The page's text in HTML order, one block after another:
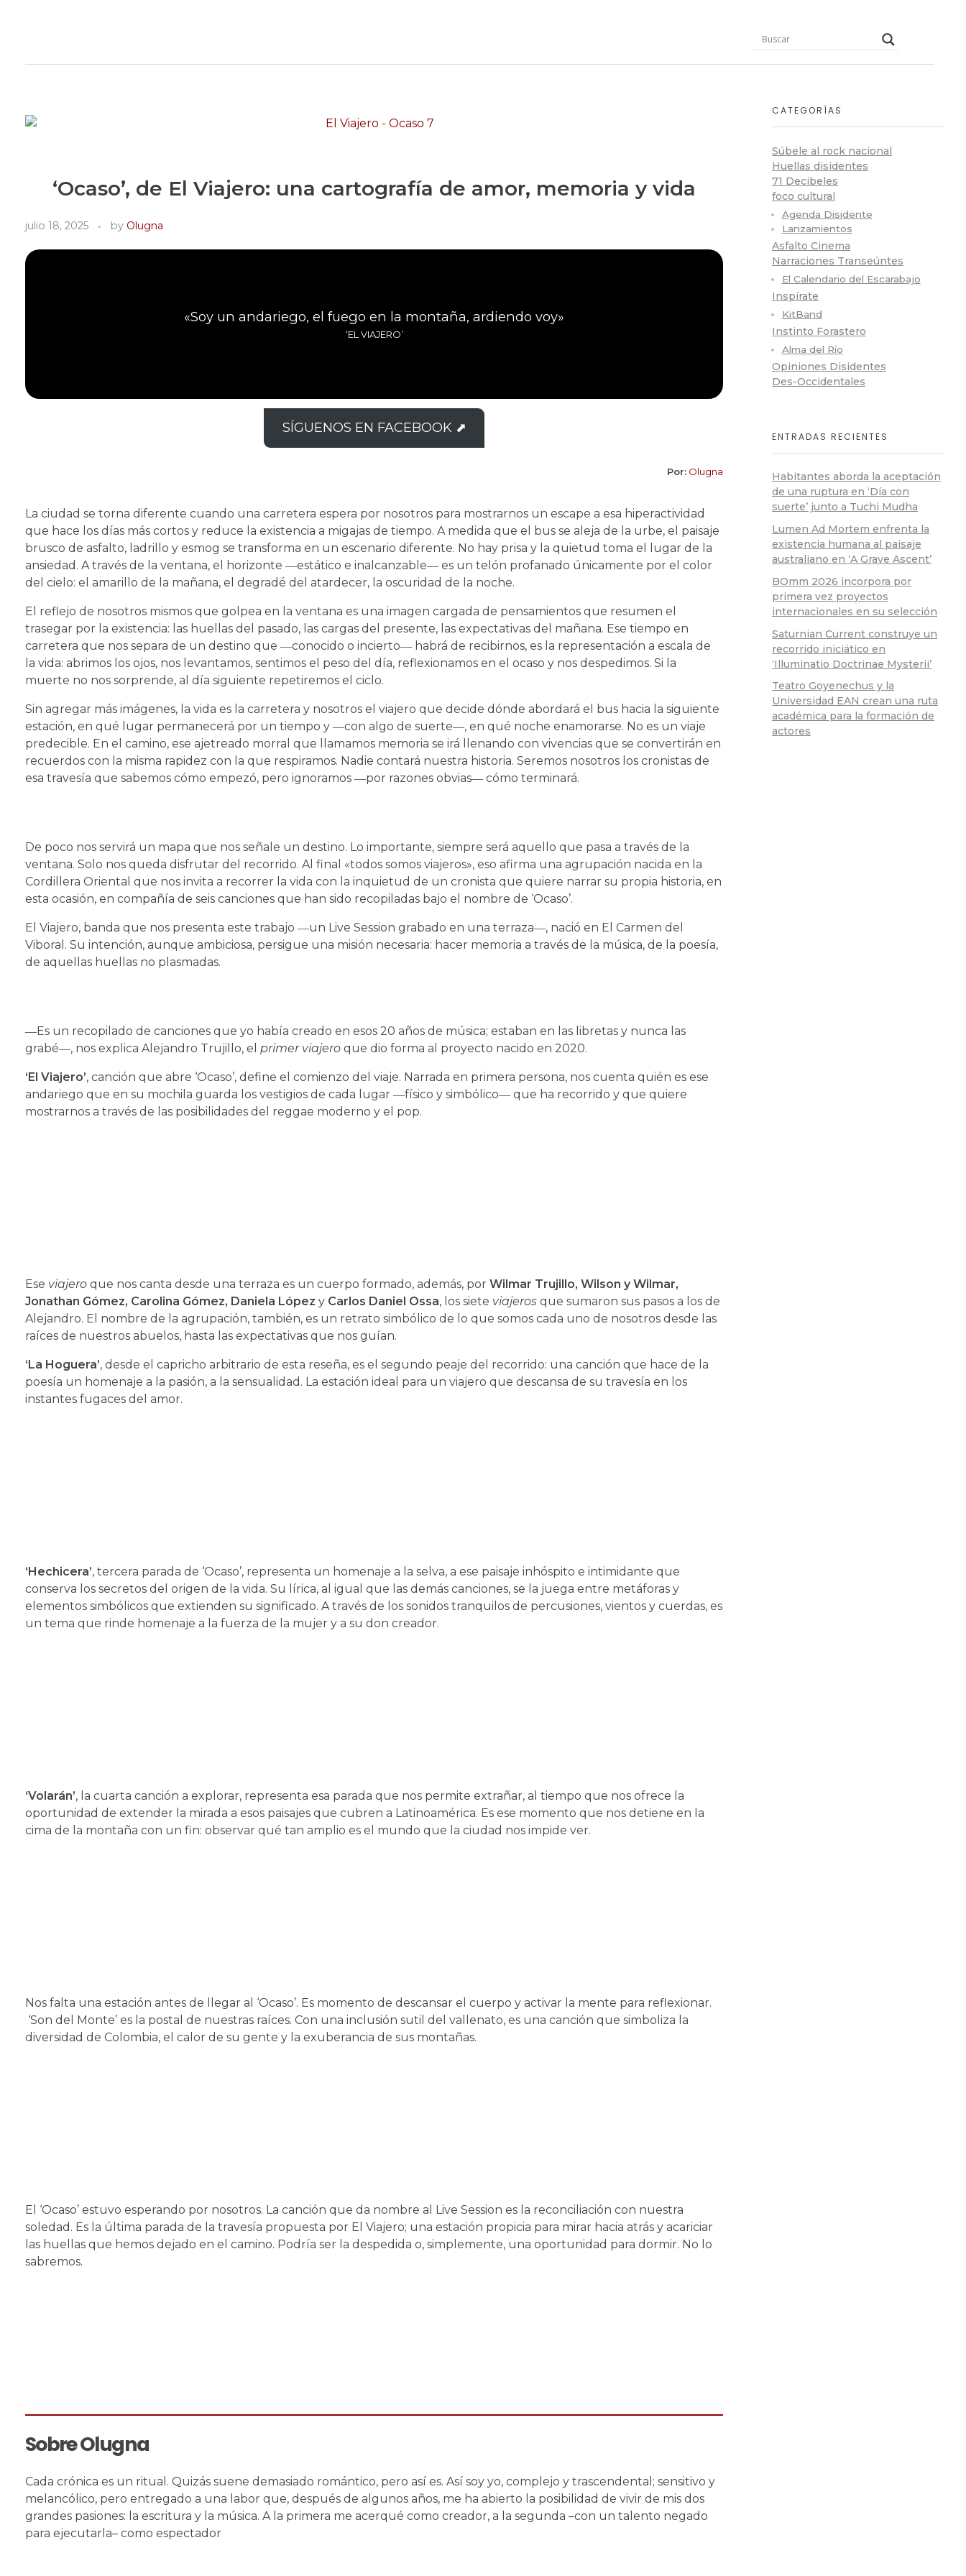
Rugidos Disidentes
Bogotá - Colombia | ISSN 2619-5569
‘Ocaso’, de El Viajero: una cartografía de amor, memoria y vida
julio 18, 2025 by Olugna
«Soy un andariego, el fuego en la montaña, ardiendo voy»
‘EL VIAJERO’
SÍGUENOS EN FACEBOOK ⬈
Por: Olugna
La ciudad se torna diferente cuando una carretera espera por nosotros para mostrarnos un escape a esa hiperactividad
que hace los días más cortos y reduce la existencia a migajas de tiempo. A medida que el bus se aleja de la urbe, el paisaje
brusco de asfalto, ladrillo y esmog se transforma en un escenario diferente. No hay prisa y la quietud toma el lugar de la
ansiedad. A través de la ventana, el horizonte ―estático e inalcanzable― es un telón profanado únicamente por el color
del cielo: el amarillo de la mañana, el degradé del atardecer, la oscuridad de la noche.
El reflejo de nosotros mismos que golpea en la ventana es una imagen cargada de pensamientos que resumen el
trasegar por la existencia: las huellas del pasado, las cargas del presente, las expectativas del mañana. Ese tiempo en
carretera que nos separa de un destino que ―conocido o incierto― habrá de recibirnos, es la representación a escala de
la vida: abrimos los ojos, nos levantamos, sentimos el peso del día, reflexionamos en el ocaso y nos despedimos. Si la
muerte no nos sorprende, al día siguiente repetiremos el ciclo.
Sin agregar más imágenes, la vida es la carretera y nosotros el viajero que decide dónde abordará el bus hacia la siguiente
estación, en qué lugar permanecerá por un tiempo y ―con algo de suerte―, en qué noche enamorarse. No es un viaje
predecible. En el camino, ese ajetreado morral que llamamos memoria se irá llenando con vivencias que se convertirán en
recuerdos con la misma rapidez con la que respiramos. Nadie contará nuestra historia. Seremos nosotros los cronistas de
esa travesía que sabemos cómo empezó, pero ignoramos ―por razones obvias― cómo terminará.
De poco nos servirá un mapa que nos señale un destino. Lo importante, siempre será aquello que pasa a través de la
ventana. Solo nos queda disfrutar del recorrido. Al final «todos somos viajeros», eso afirma una agrupación nacida en la
Cordillera Oriental que nos invita a recorrer la vida con la inquietud de un cronista que quiere narrar su propia historia, en
esta ocasión, en compañía de seis canciones que han sido recopiladas bajo el nombre de ‘Ocaso’.
El Viajero, banda que nos presenta este trabajo ―un Live Session grabado en una terraza―, nació en El Carmen del
Viboral. Su intención, aunque ambiciosa, persigue una misión necesaria: hacer memoria a través de la música, de la poesía,
de aquellas huellas no plasmadas.
―Es un recopilado de canciones que yo había creado en esos 20 años de música; estaban en las libretas y nunca las
grabé―, nos explica Alejandro Trujillo, el primer viajero que dio forma al proyecto nacido en 2020.
‘El Viajero’, canción que abre ‘Ocaso’, define el comienzo del viaje. Narrada en primera persona, nos cuenta quién es ese
andariego que en su mochila guarda los vestigios de cada lugar ―físico y simbólico― que ha recorrido y que quiere
mostrarnos a través de las posibilidades del reggae moderno y el pop.
Ese viajero que nos canta desde una terraza es un cuerpo formado, además, por Wilmar Trujillo, Wilson y Wilmar,
Jonathan Gómez, Carolina Gómez, Daniela López y Carlos Daniel Ossa, los siete viajeros que sumaron sus pasos a los de
Alejandro. El nombre de la agrupación, también, es un retrato simbólico de lo que somos cada uno de nosotros desde las
raíces de nuestros abuelos, hasta las expectativas que nos guían.
‘La Hoguera’, desde el capricho arbitrario de esta reseña, es el segundo peaje del recorrido: una canción que hace de la
poesía un homenaje a la pasión, a la sensualidad. La estación ideal para un viajero que descansa de su travesía en los
instantes fugaces del amor.
‘Hechicera’, tercera parada de ‘Ocaso’, representa un homenaje a la selva, a ese paisaje inhóspito e intimidante que
conserva los secretos del origen de la vida. Su lírica, al igual que las demás canciones, se la juega entre metáforas y
elementos simbólicos que extienden su significado. A través de los sonidos tranquilos de percusiones, vientos y cuerdas, es
un tema que rinde homenaje a la fuerza de la mujer y a su don creador.
‘Volarán’, la cuarta canción a explorar, representa esa parada que nos permite extrañar, al tiempo que nos ofrece la
oportunidad de extender la mirada a esos paisajes que cubren a Latinoamérica. Es ese momento que nos detiene en la
cima de la montaña con un fin: observar qué tan amplio es el mundo que la ciudad nos impide ver.
Nos falta una estación antes de llegar al ‘Ocaso’. Es momento de descansar el cuerpo y activar la mente para reflexionar.
‘Son del Monte’ es la postal de nuestras raíces. Con una inclusión sutil del vallenato, es una canción que simboliza la
diversidad de Colombia, el calor de su gente y la exuberancia de sus montañas.
El ‘Ocaso’ estuvo esperando por nosotros. La canción que da nombre al Live Session es la reconciliación con nuestra
soledad. Es la última parada de la travesía propuesta por El Viajero; una estación propicia para mirar hacia atrás y acariciar
las huellas que hemos dejado en el camino. Podría ser la despedida o, simplemente, una oportunidad para dormir. No lo
sabremos.
Sobre Olugna
Cada crónica es un ritual. Quizás suene demasiado romántico, pero así es. Así soy yo, complejo y trascendental; sensitivo y
melancólico, pero entregado a una labor que, después de algunos años, me ha abierto la posibilidad de vivir de mis dos
grandes pasiones: la escritura y la música. A la primera me acerqué como creador, a la segunda –con un talento negado
para ejecutarla– como espectador
CATEGORÍAS
Súbele al rock nacional
Huellas disidentes
71 Decibeles
foco cultural
Agenda Disidente
Lanzamientos
Asfalto Cinema
Narraciones Transeúntes
El Calendario del Escarabajo
Inspírate
KitBand
Instinto Forastero
Alma del Río
Opiniones Disidentes
Des-Occidentales
ENTRADAS RECIENTES
Habitantes aborda la aceptación
de una ruptura en ‘Día con
suerte’ junto a Tuchi Mudha
Lumen Ad Mortem enfrenta la
existencia humana al paisaje
australiano en ‘A Grave Ascent’
BOmm 2026 incorpora por
primera vez proyectos
internacionales en su selección
Saturnian Current construye un
recorrido iniciático en
‘Illuminatio Doctrinae Mysterii’
Teatro Goyenechus y la
Universidad EAN crean una ruta
académica para la formación de
actores